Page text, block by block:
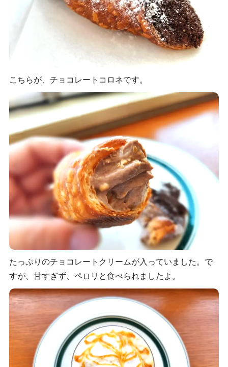
こちらが、チョコレートコロネです。
たっぷりのチョコレートクリームが入っていました。で
すが、甘すぎず、ペロリと食べられましたよ。